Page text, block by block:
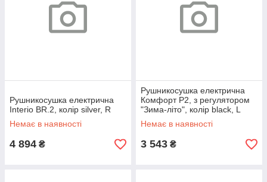
Рушникосушка електрична
Interio BR.2, колір silver, R
Немає в наявності
4 894 ₴
Рушникосушка електрична
Комфорт P2, з регулятором
"Зима-літо", колір black, L
Немає в наявності
3 543 ₴